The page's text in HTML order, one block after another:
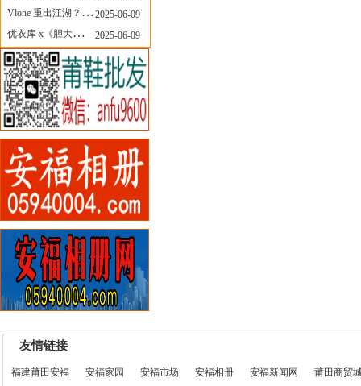
Vlone 重出江湖？突然又要联名，谁能想到！
2025-06-09
优衣库 x《胆大党》新品公布，第二季联动周边来了！
2025-06-09
友情链接
福建莆田安福 安福家园 安福市场 安福相册 安福新闻网 莆田商贸